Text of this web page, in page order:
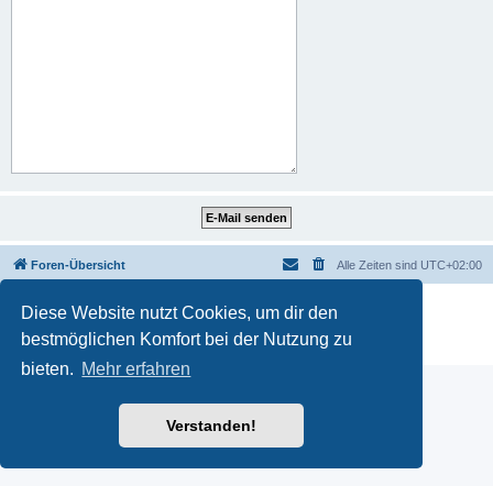
Diese Website nutzt Cookies, um dir den
bestmöglichen Komfort bei der Nutzung zu
bieten. Mehr erfahren
Verstanden!
Foren-Übersicht Alle Zeiten sind UTC+02:00
Powered by phpBB
® Forum Software © phpBB Limited
Deutsche Übersetzung durch
Datenschutz|Nutzungsbedingungen